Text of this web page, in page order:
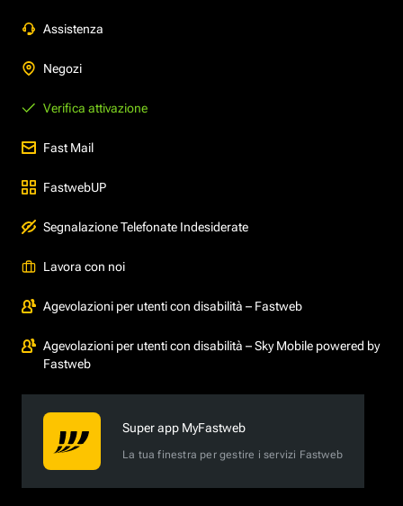
Assistenza
Negozi
Verifica attivazione
Fast Mail
FastwebUP
Segnalazione Telefonate Indesiderate
Lavora con noi
Agevolazioni per utenti con disabilità – Fastweb
Agevolazioni per utenti con disabilità – Sky Mobile powered by
Fastweb
Super app MyFastweb
La tua finestra per gestire i servizi Fastweb